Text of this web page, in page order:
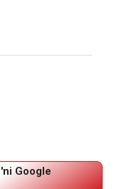
Google